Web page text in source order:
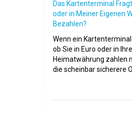
Das Kartenterminal
oder in Meiner Eigenen
Bezahlen?
Wenn ein
ob Sie in Euro oder in
Heimatwährung zahlen
die scheinbar sicherere